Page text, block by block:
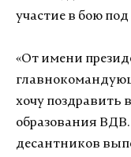
участие в бою
«От имени
хочу поздравить
образования
десантников